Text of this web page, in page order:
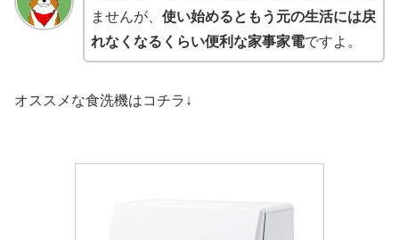
ませんが、 使い始めるともう元の生活には戻
れなくなるくらい便利な家事家電ですよ。
オススメな食洗機はコチラ↓